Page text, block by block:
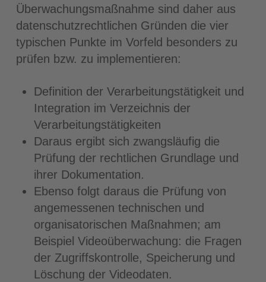
Überwachungsmaßnahme sind daher aus
datenschutzrechtlichen Gründen die vier
typischen Punkte im Vorfeld besonders zu
prüfen bzw. zu implementieren:
Definition der Verarbeitungstätigkeit und
Integration im Verzeichnis der
Verarbeitungstätigkeiten
Daraus ergibt sich zwangsläufig die
Prüfung der rechtlichen Grundlage und
ihrer Dokumentation.
Ebenso folgt daraus die Prüfung von
angemessenen technischen und
organisatorischen Maßnahmen; am
Beispiel Videoüberwachung: die Fragen
der Zugriffskontrolle, Speicherung und
Löschung der Videodaten.